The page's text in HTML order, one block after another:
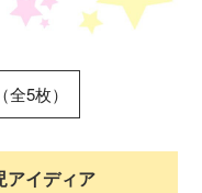
5枚）
アイディア